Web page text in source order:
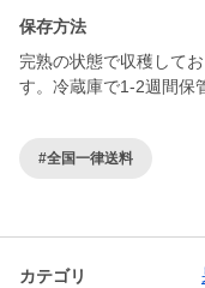
保存方法
完熟の状態で収穫して
す。冷蔵庫で1-2週間保
#全国一律送料
カテゴリ